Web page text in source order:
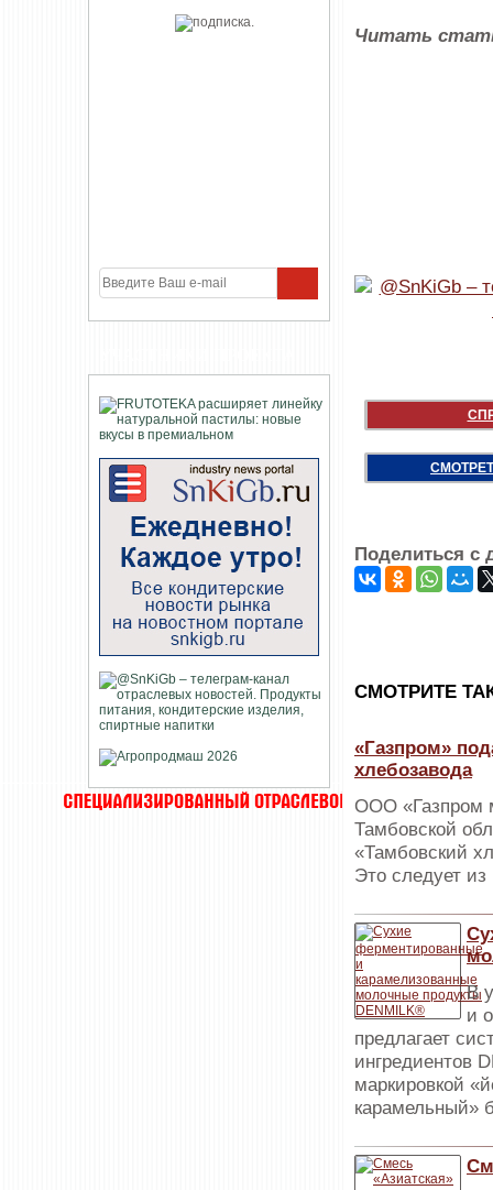
Читать
Поделиться с
CМОТРИТЕ
«Газпром»
хлебозавода
ООО «Газпром
Тамбовской
«Тамбовский
Это следует из
В
и
предлагает
ингредиентов
маркировкой
карамельный»